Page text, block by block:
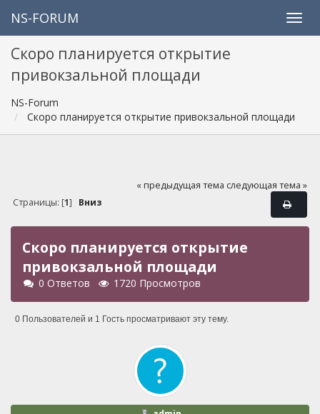
NS-FORUM
Скоро планируется открытие
привокзальной площади
NS-Forum
Скоро планируется открытие привокзальной площади
« предыдущая тема следующая тема »
Страницы: [1] Вниз
Скоро планируется открытие
привокзальной площади
0 Ответов 1720 Просмотров
0 Пользователей и 1 Гость просматривают эту тему.